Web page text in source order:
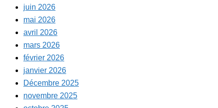
juin 2026
mai 2026
avril 2026
mars 2026
février 2026
janvier 2026
Décembre 2025
novembre 2025